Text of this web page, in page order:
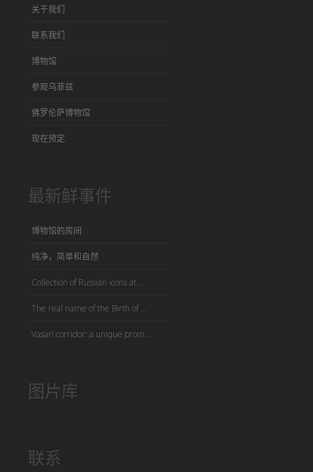
关于我们
联系我们
博物馆
参观乌菲兹
佛罗伦萨博物馆
现在预定
最新鲜事件
博物馆的房间
纯净，简单和自然
Collection of Russian icons at...
The real name of the Birth of ...
Vasari corridor: a unique prom...
图片库
联系